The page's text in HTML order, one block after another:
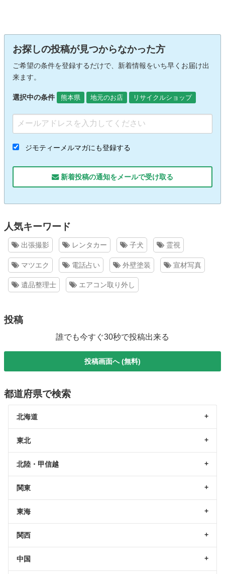
お探しの投稿が見つからなかった方
ご希望の条件を登録するだけで、新着情報をいち早くお届け出
来ます。
選択中の条件 熊本県 地元のお店 リサイクルショップ
ジモティーメルマガにも登録する
新着投稿の通知をメールで受け取る
人気キーワード
出張撮影 レンタカー 子犬 霊視
マツエク 電話占い 外壁塗装 宣材写真
遺品整理士 エアコン取り外し
投稿
誰でも今すぐ30秒で投稿出来る
投稿画面へ (無料)
都道府県で検索
北海道
東北
北陸・甲信越
関東
東海
関西
中国